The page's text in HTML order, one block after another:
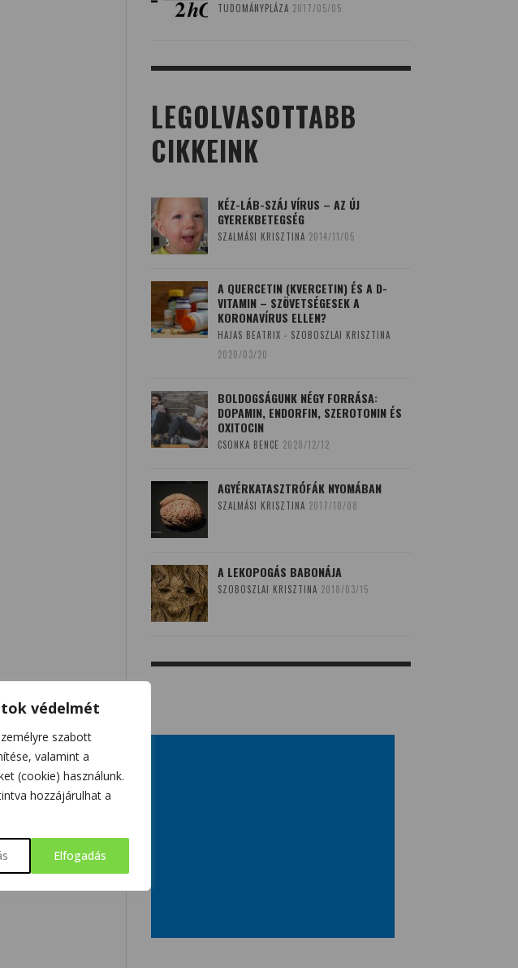
védelmét
szabott
valamint a
(cookie) használunk.
hozzájárulhat a
Elfogadás
TUDOMÁNYPLÁZA 2017/05/05
LEGOLVASOTTABB
CIKKEINK
KÉZ-LÁB-SZÁJ VÍRUS – AZ ÚJ
GYEREKBETEGSÉG
SZALMÁSI KRISZTINA 2014/11/05
A QUERCETIN (KVERCETIN) ÉS A D-
VITAMIN – SZÖVETSÉGESEK A
KORONAVÍRUS ELLEN?
HAJAS BEATRIX - SZOBOSZLAI KRISZTINA
2020/03/20
BOLDOGSÁGUNK NÉGY FORRÁSA:
DOPAMIN, ENDORFIN, SZEROTONIN ÉS
OXITOCIN
CSONKA BENCE 2020/12/12
AGYÉRKATASZTRÓFÁK NYOMÁBAN
SZALMÁSI KRISZTINA 2017/10/08
A LEKOPOGÁS BABONÁJA
SZOBOSZLAI KRISZTINA 2018/03/15